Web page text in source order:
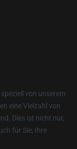
von unserem
eine Vielzahl von
Dies ist nicht nur,
für Sie, Ihre